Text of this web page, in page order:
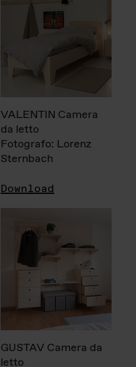
VALENTIN Camera
da letto
Fotografo: Lorenz
Sternbach
Download
GUSTAV Camera da
letto